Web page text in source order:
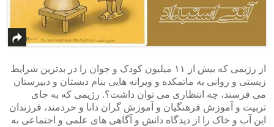
از رژیمی که بیش از ۱۱ میلیون کودک و جوان را در بدترین شرایط
زیستی و روانی به ماتمکده و ویرانه هایی بنام دبستان و دبیرستان
می فرستد، چه انتظاری می توان داشت؟. رژیمی که به جای
تربیت و آموزش فرهنگیان و آموزش گران دانا و خردمند، فرزندان
این آب و خاک را از دیدگاه دانش و آگاهی های علمی و اجتماعی به